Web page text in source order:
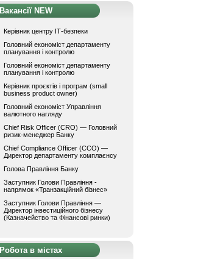
Вакансії NEW
Керівник центру ІТ-безпеки
Головний економіст департаменту
планування і контролю
Головний економіст департаменту
планування і контролю
Керівник проєктів і програм (small
business product owner)
Головний економіст Управління
валютного нагляду
Chief Risk Officer (CRO) — Головний
ризик-менеджер Банку
Chief Compliance Officer (CCO) —
Директор департаменту комплаєнсу
Голова Правління Банку
Заступник Голови Правління -
напрямок «Транзакційний бізнес»
Заступник Голови Правління —
Директор інвестиційного бізнесу
(Казначейство та Фінансові ринки)
Робота в містах